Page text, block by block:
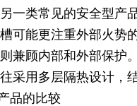
一类常见的安全型产
可能更注重外部火势
兼顾内部和外部保护
采用多层隔热设计，
品的比较